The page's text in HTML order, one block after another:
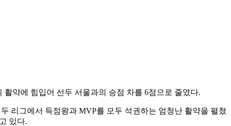
약에 힘입어 선두 서울과의 승점 차를 6점으로 줄였다.
리그에서 득점왕과 MVP를 모두 석권하는 엄청난 활약을 펼쳤
있다.